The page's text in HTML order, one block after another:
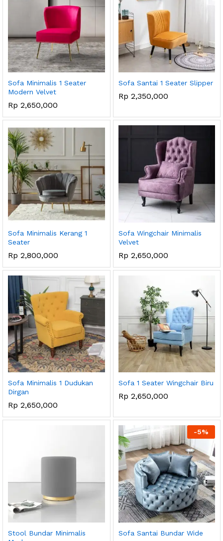
Sofa Minimalis 1 Seater
Modern Velvet
Rp 2,650,000
Sofa Santai 1 Seater Slipper
Rp 2,350,000
Sofa Minimalis Kerang 1
Seater
Rp 2,800,000
Sofa Wingchair Minimalis
Velvet
Rp 2,650,000
Sofa Minimalis 1 Dudukan
Dirgan
Rp 2,650,000
Sofa 1 Seater Wingchair Biru
Rp 2,650,000
Stool Bundar Minimalis
-5%
Sofa Santai Bundar Wide